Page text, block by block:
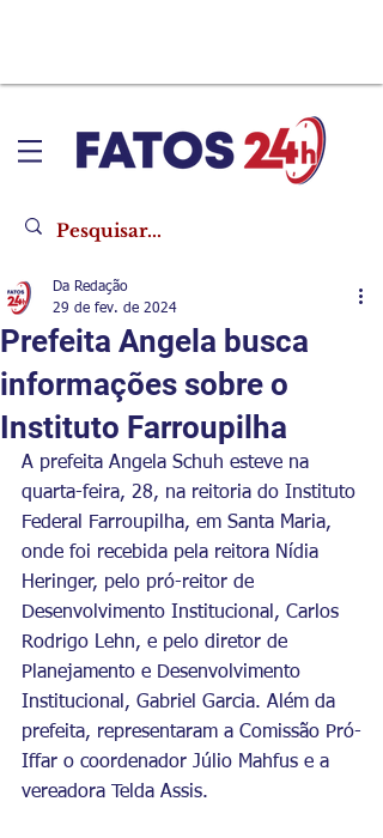
Prefeita Angela busca
informações sobre o
Instituto Farroupilha
Da Redação
29 de fev. de 2024
A prefeita Angela Schuh esteve na
quarta-feira, 28, na reitoria do Instituto
Federal Farroupilha, em Santa Maria,
onde foi recebida pela reitora Nídia
Heringer, pelo pró-reitor de
Desenvolvimento Institucional, Carlos
Rodrigo Lehn, e pelo diretor de
Planejamento e Desenvolvimento
Institucional, Gabriel Garcia. Além da
prefeita, representaram a Comissão Pró-
Iffar o coordenador Júlio Mahfus e a
vereadora Telda Assis.